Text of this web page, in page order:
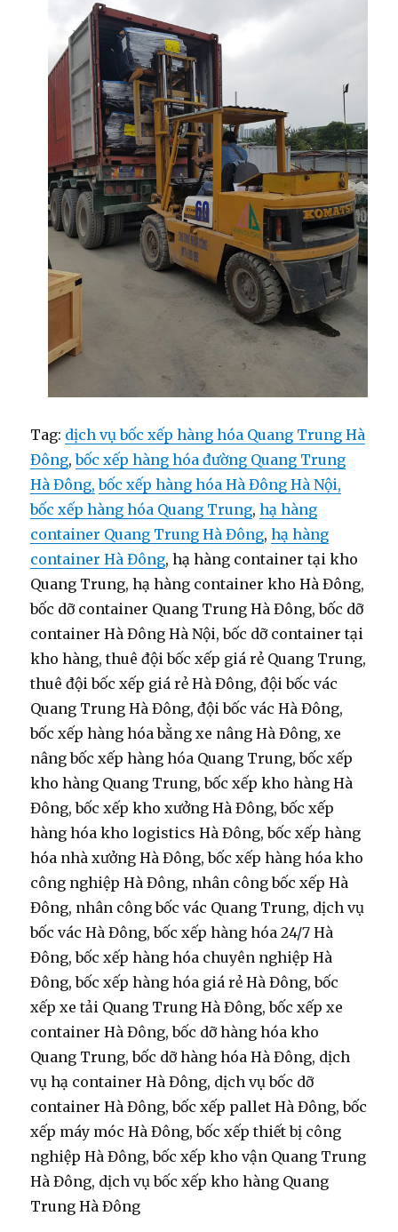
Tag: dịch vụ bốc xếp hàng hóa Quang Trung Hà
Đông,bốc xếp hàng hóa đường Quang Trung
Hà Đông, bốc xếp hàng hóa Hà Đông Hà Nội,
bốc xếp hàng hóa Quang Trung,hạ hàng
container Quang Trung Hà Đông,hạ hàng
container Hà Đông, hạ hàng container tại kho
Quang Trung, hạ hàng container kho Hà Đông,
bốc dỡ container Quang Trung Hà Đông, bốc dỡ
container Hà Đông Hà Nội, bốc dỡ container tại
kho hàng, thuê đội bốc xếp giá rẻ Quang Trung,
thuê đội bốc xếp giá rẻ Hà Đông, đội bốc vác
Quang Trung Hà Đông, đội bốc vác Hà Đông,
bốc xếp hàng hóa bằng xe nâng Hà Đông, xe
nâng bốc xếp hàng hóa Quang Trung, bốc xếp
kho hàng Quang Trung, bốc xếp kho hàng Hà
Đông, bốc xếp kho xưởng Hà Đông, bốc xếp
hàng hóa kho logistics Hà Đông, bốc xếp hàng
hóa nhà xưởng Hà Đông, bốc xếp hàng hóa kho
công nghiệp Hà Đông, nhân công bốc xếp Hà
Đông, nhân công bốc vác Quang Trung, dịch vụ
bốc vác Hà Đông, bốc xếp hàng hóa 24/7 Hà
Đông, bốc xếp hàng hóa chuyên nghiệp Hà
Đông, bốc xếp hàng hóa giá rẻ Hà Đông, bốc
xếp xe tải Quang Trung Hà Đông, bốc xếp xe
container Hà Đông, bốc dỡ hàng hóa kho
Quang Trung, bốc dỡ hàng hóa Hà Đông, dịch
vụ hạ container Hà Đông, dịch vụ bốc dỡ
container Hà Đông, bốc xếp pallet Hà Đông, bốc
xếp máy móc Hà Đông, bốc xếp thiết bị công
nghiệp Hà Đông, bốc xếp kho vận Quang Trung
Hà Đông, dịch vụ bốc xếp kho hàng Quang
Trung Hà Đông